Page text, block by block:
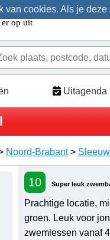
van cookies. Als je
Uitagenda
Noord-Brabant>
10 Super leuk
Prachtige locatie,
groen. Leuk voor
zwemlessen vanaf